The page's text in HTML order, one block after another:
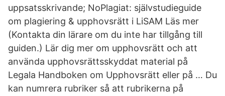
uppsatsskrivande; NoPlagiat: självstudieguide
om plagiering & upphovsrätt i LiSAM Läs mer
(Kontakta din lärare om du inte har tillgång till
guiden.) Lär dig mer om upphovsrätt och att
använda upphovsrättsskyddat material på
Legala Handboken om Upphovsrätt eller på … Du
kan numrera rubriker så att rubrikerna på